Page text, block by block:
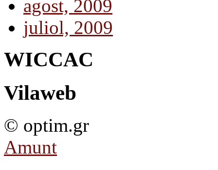
agost, 2009
juliol, 2009
WICCAC
Vilaweb
© optim.gr
Amunt